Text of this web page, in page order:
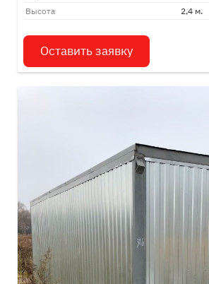
Высота
2,4 м.
Оставить заявку